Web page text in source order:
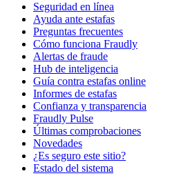
Seguridad en línea
Ayuda ante estafas
Preguntas frecuentes
Cómo funciona Fraudly
Alertas de fraude
Hub de inteligencia
Guía contra estafas online
Informes de estafas
Confianza y transparencia
Fraudly Pulse
Últimas comprobaciones
Novedades
¿Es seguro este sitio?
Estado del sistema